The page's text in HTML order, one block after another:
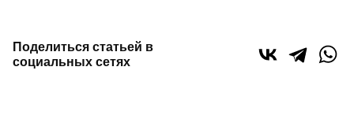
Поделиться статьей в
социальных сетях